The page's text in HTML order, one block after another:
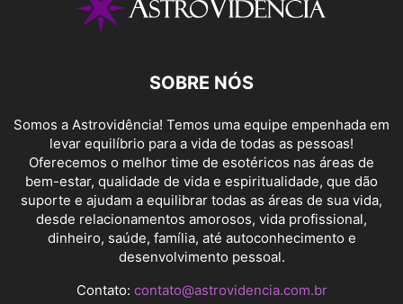
SOBRE NÓS
Somos a Astrovidência! Temos uma equipe empenhada em
levar equilíbrio para a vida de todas as pessoas!
Oferecemos o melhor time de esotéricos nas áreas de
bem-estar, qualidade de vida e espiritualidade, que dão
suporte e ajudam a equilibrar todas as áreas de sua vida,
desde relacionamentos amorosos, vida profissional,
dinheiro, saúde, família, até autoconhecimento e
desenvolvimento pessoal.
Contato: contato@astrovidencia.com.br